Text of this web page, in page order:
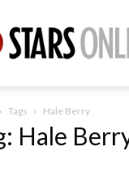
Tags Hale Berry
Hale